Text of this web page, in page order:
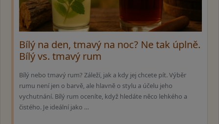
Bílý na den, tmavý na noc? Ne tak úplně.
Bílý vs. tmavý rum
Bílý nebo tmavý rum? Záleží, jak a kdy jej chcete pít. Výběr
rumu není jen o barvě, ale hlavně o stylu a účelu jeho
vychutnání. Bílý rum oceníte, když hledáte něco lehkého a
čistého. Je ideální jako …